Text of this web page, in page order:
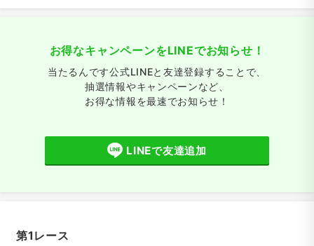
お得なキャンペーンをLINEでお知らせ！
当たるんです公式LINEと友達登録することで、
抽選情報やキャンペーンなど、
お得な情報を最速でお知らせ！
LINEで友達追加
第1レース